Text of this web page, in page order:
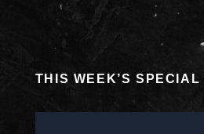
THIS WEEK’S SPECIAL